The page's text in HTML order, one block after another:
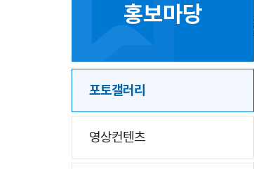
홍보마당
포토갤러리
영상컨텐츠